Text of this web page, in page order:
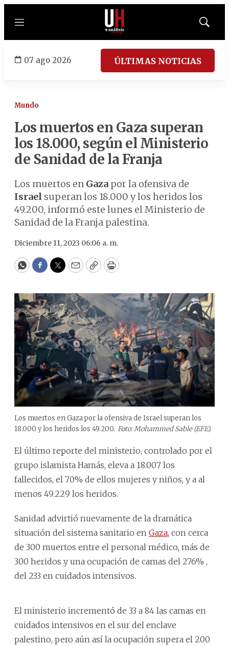
Menú
Mostrar
07 ago 2026 ÚLTIMAS NOTICIAS
Mundo
Los muertos en Gaza superan
los 18.000, según el Ministerio
de Sanidad de la Franja
Los muertos en Gaza por la ofensiva de
Israel superan los 18.000 y los heridos los
49.200, informó este lunes el Ministerio de
Sanidad de la Franja palestina.
Diciembre 11, 2023 06:06 a. m.
WhatsApp
Facebook
Twitter
EmailCopyPrint
Los muertos en Gaza por la ofensiva de Israel superan los
18.000 y los heridos los 49.200. Foto: Mohammed Sable (EFE).
El último reporte del ministerio, controlado por el
grupo islamista Hamás, eleva a 18.007 los
fallecidos, el 70% de ellos mujeres y niños, y a al
menos 49.229 los heridos.
Sanidad advirtió nuevamente de la dramática
situación del sistema sanitario en Gaza, con cerca
de 300 muertos entre el personal médico, más de
300 heridos y una ocupación de camas del 276% ,
del 233 en cuidados intensivos.
El ministerio incrementó de 33 a 84 las camas en
cuidados intensivos en el sur del enclave
palestino, pero aún así la ocupación supera el 200